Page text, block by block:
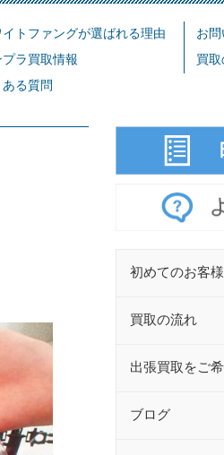
イトファングが選ばれる理由
プラ買取情報
ある質問
お
買
初めてのお客
買取の流れ
出張買取をご
ブログ